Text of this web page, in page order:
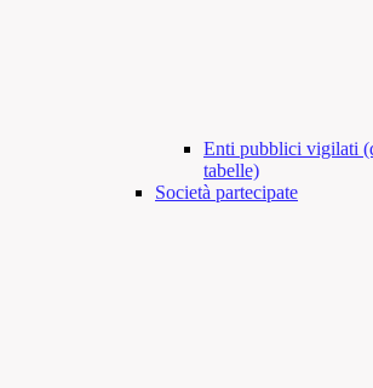
Enti pubblici vigilati
tabelle)
Società partecipate